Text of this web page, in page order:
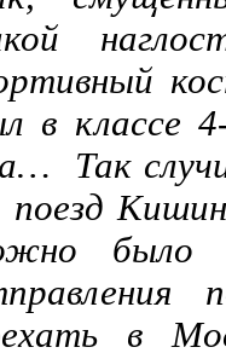
в классе
Так
поезд
было
в